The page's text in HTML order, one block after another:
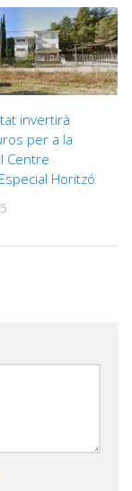
invertirà
per a la
Centre
Horitzó